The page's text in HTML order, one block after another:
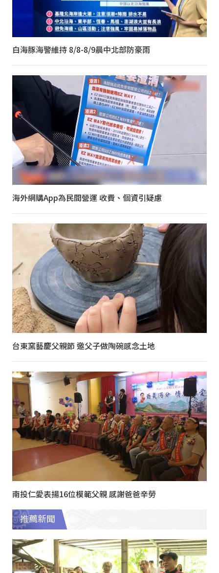
白海豚海警維持 8/8-8/9晨中北部防豪雨
海外網購App為民間營運 收費、個資引疑慮
台東窯藝慶父親節 邀父子做陶碗感念土地
南投仁愛表揚16位模範父親 感謝爸爸辛勞
推薦新聞